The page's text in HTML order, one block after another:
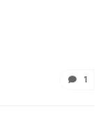
1